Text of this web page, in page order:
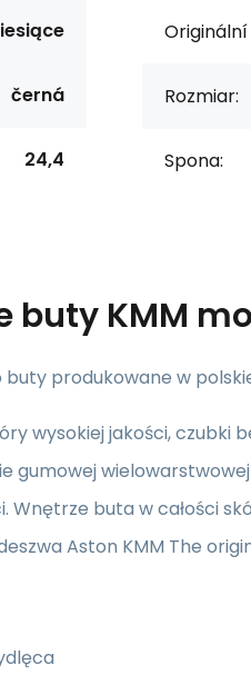
černá
24,4
Rozmiar:
Spona:
buty KMM
produkowane w
wysokiej jakości, czubki
gumowej
Wnętrze buta w całości
Aston KMM The